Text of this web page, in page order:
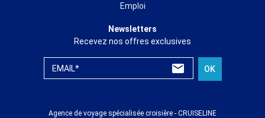
Emploi
Newsletters
Recevez nos offres exclusives
EMAIL* OK
Agence de voyage spécialisée croisière - CRUISELINE